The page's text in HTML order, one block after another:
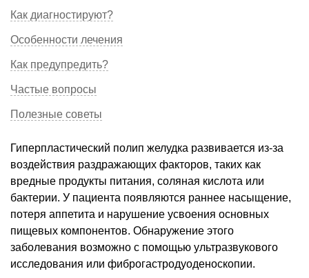
Как диагностируют?
Особенности лечения
Как предупредить?
Частые вопросы
Полезные советы
Гиперпластический полип желудка развивается из-за
воздействия раздражающих факторов, таких как
вредные продукты питания, соляная кислота или
бактерии. У пациента появляются раннее насыщение,
потеря аппетита и нарушение усвоения основных
пищевых компонентов. Обнаружение этого
заболевания возможно с помощью ультразвукового
исследования или фиброгастродуоденоскопии.